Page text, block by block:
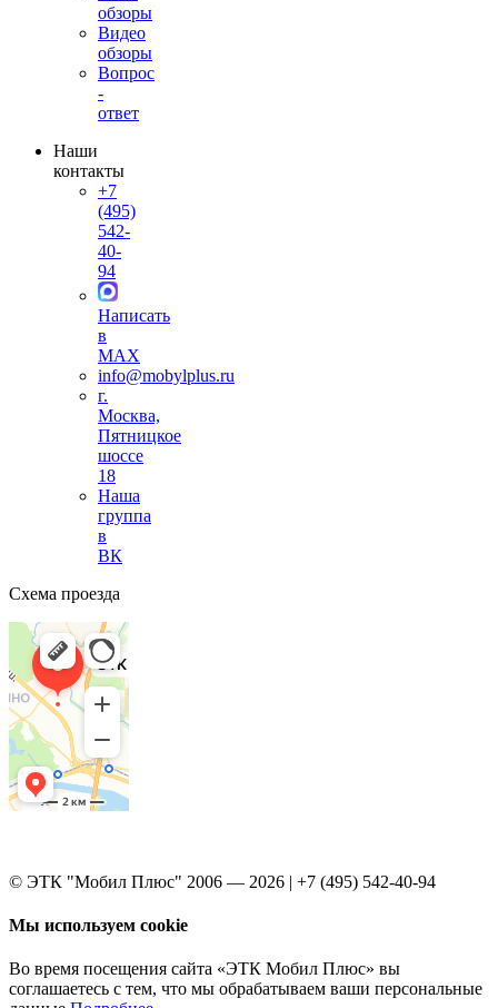
обзоры
Видео
обзоры
Вопрос
-
ответ
Наши
контакты
+7
(495)
542-
40-
94
Написать
в
MAX
info@mobylplus.ru
г.
Москва,
Пятницкое
шоссе
18
Наша
группа
в
ВК
Схема проезда
© ЭТК "Мобил Плюс" 2006 — 2026 | +7 (495) 542-40-94
Мы используем cookie
Во время посещения сайта «ЭТК Мобил Плюс» вы
соглашаетесь с тем, что мы обрабатываем ваши персональные